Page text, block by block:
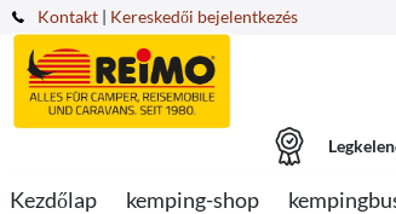
Kontakt | Kereskedői bejelentkezés
Kezdőlap kemping-shop